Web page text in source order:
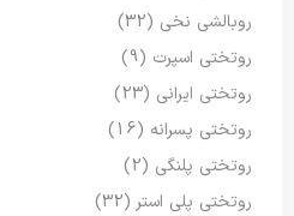
روبالشی نخی (32)
روتختی اسپرت (9)
روتختی ایرانی (23)
روتختی پسرانه (16)
روتختی پلنگی (2)
روتختی پلی استر (32)